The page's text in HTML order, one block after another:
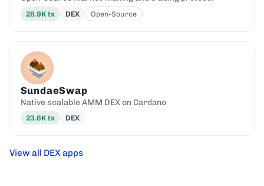
28.9K tx DEX Open-Source
SundaeSwap
Native scalable AMM DEX on Cardano
23.6K tx DEX
View all DEX apps